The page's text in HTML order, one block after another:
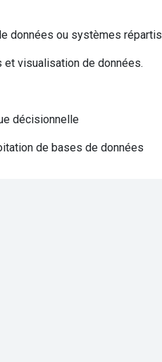
données ou systèmes répartis
visualisation de données.
décisionnelle
de bases de données